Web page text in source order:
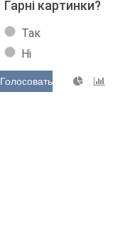
Гарні картинки?
Так
Ні
Голосовать